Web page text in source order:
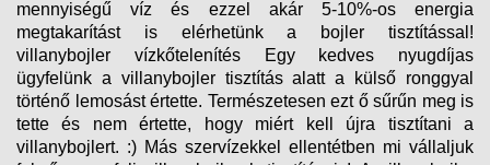
mennyiségű víz és ezzel akár 5-10%-os energia
megtakarítást is elérhetünk a bojler tisztítással!
villanybojler vízkőtelenítés Egy kedves nyugdíjas
ügyfelünk a villanybojler tisztítás alatt a külső ronggyal
történő lemosást értette. Természetesen ezt ő sűrűn meg is
tette és nem értette, hogy miért kell újra tisztítani a
villanybojlert. :) Más szervízekkel ellentétben mi vállaljuk